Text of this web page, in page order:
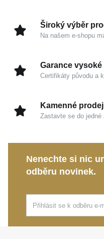
Široký výběr
Na našem e-shopu
Garance
Certifikáty původu a
Kamenné
Zastavte se do jedné
Nenechte si nic
odběru novinek.